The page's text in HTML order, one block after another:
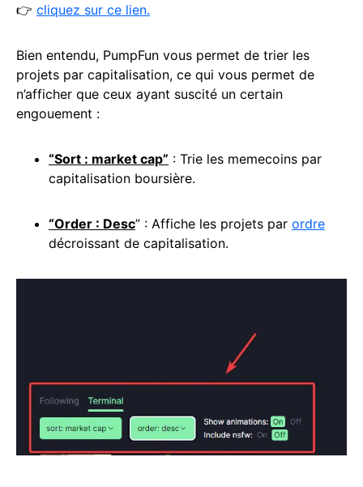
👉 cliquez sur ce lien.
Bien entendu, PumpFun vous permet de trier les
projets par capitalisation, ce qui vous permet de
n’afficher que ceux ayant suscité un certain
engouement :
“Sort : market cap” : Trie les memecoins par
capitalisation boursière.
“Order : Desc” : Affiche les projets par ordre
décroissant de capitalisation.